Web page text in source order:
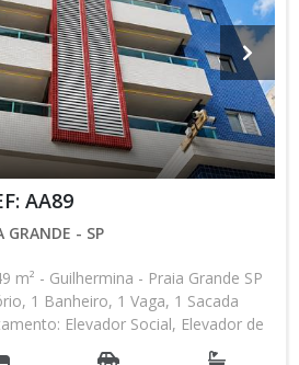
AA89
GRANDE - SP
m² - Guilhermina - Praia Grande SP
1 Banheiro, 1 Vaga, 1 Sacada
Elevador Social, Elevador de
Automático, Água Individual,